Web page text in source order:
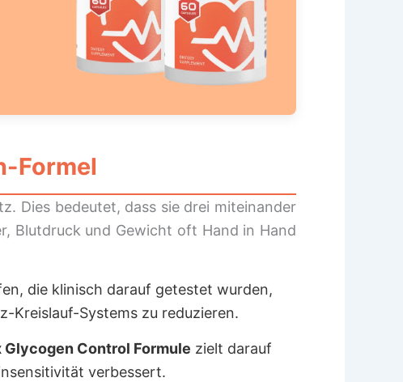
Formel
Dies bedeutet, dass sie drei miteinander
Blutdruck und Gewicht oft Hand in Hand
die klinisch darauf getestet wurden,
Kreislauf-Systems zu reduzieren.
Glycogen Control Formule zielt darauf
verbessert.